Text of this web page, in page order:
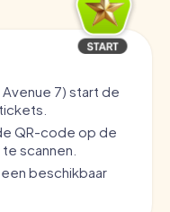
7) start de
QR-code op de
scannen.
beschikbaar